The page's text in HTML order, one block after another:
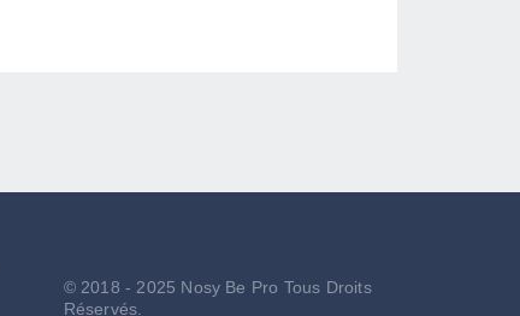
© 2018 - 2025 Nosy Be Pro Tous Droits
Réservés.